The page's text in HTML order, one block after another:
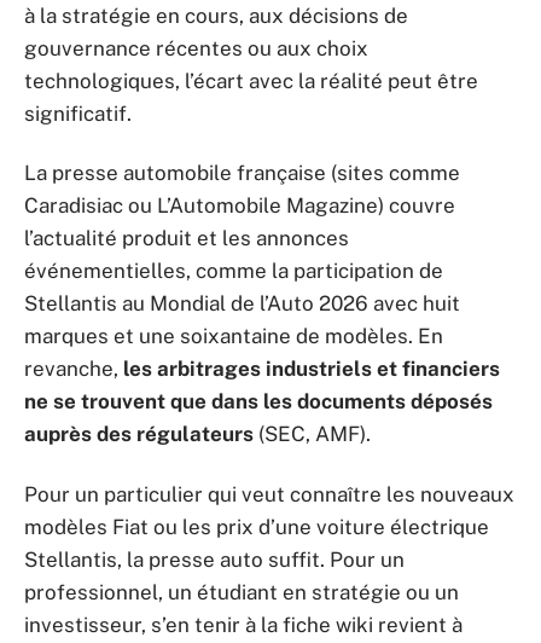
à la stratégie en cours, aux décisions de
gouvernance récentes ou aux choix
technologiques, l’écart avec la réalité peut être
significatif.
La presse automobile française (sites comme
Caradisiac ou L’Automobile Magazine) couvre
l’actualité produit et les annonces
événementielles, comme la participation de
Stellantis au Mondial de l’Auto 2026 avec huit
marques et une soixantaine de modèles. En
revanche, les arbitrages industriels et financiers
ne se trouvent que dans les documents déposés
auprès des régulateurs (SEC, AMF).
Pour un particulier qui veut connaître les nouveaux
modèles Fiat ou les prix d’une voiture électrique
Stellantis, la presse auto suffit. Pour un
professionnel, un étudiant en stratégie ou un
investisseur, s’en tenir à la fiche wiki revient à